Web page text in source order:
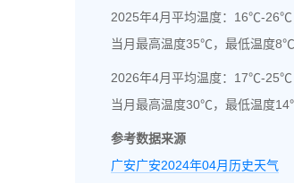
2025年4月平均温度：16℃-26℃
当月最高温度35℃，最低温度8℃
2026年4月平均温度：17℃-25℃
当月最高温度30℃，最低温度
参考数据来源
广安广安2024年04月历史天气